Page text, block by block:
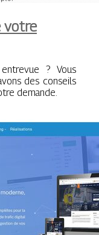
votre
? Vous
des conseils
demande.